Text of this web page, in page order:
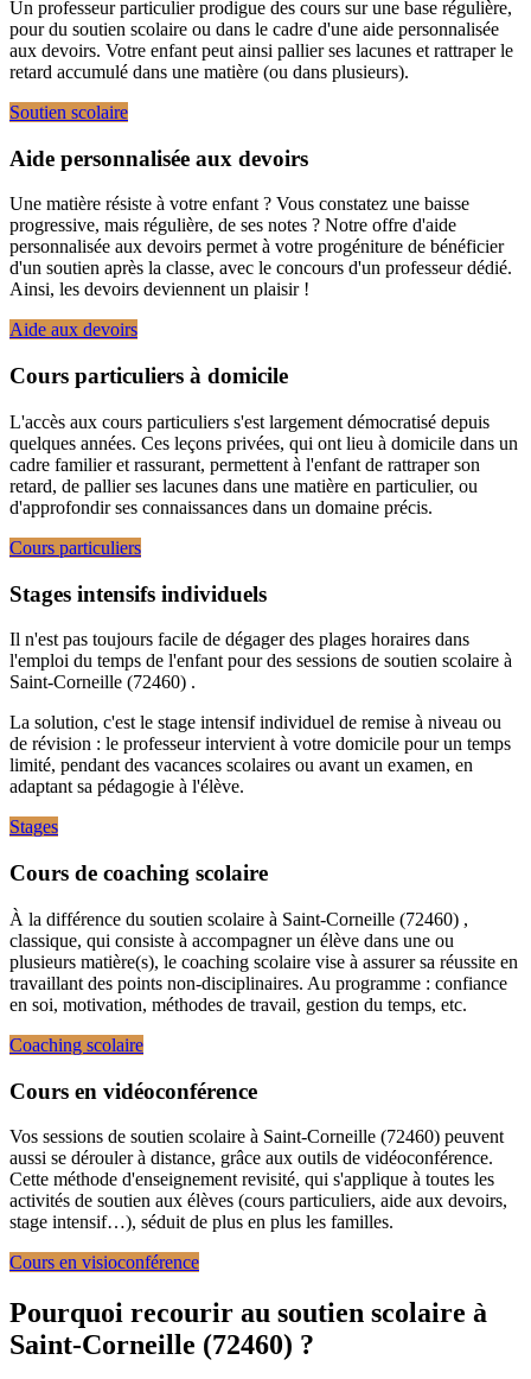
Un professeur particulier prodigue des cours sur une base régulière,
pour du soutien scolaire ou dans le cadre d'une aide personnalisée
aux devoirs. Votre enfant peut ainsi pallier ses lacunes et rattraper le
retard accumulé dans une matière (ou dans plusieurs).
Soutien scolaire
Aide personnalisée aux devoirs
Une matière résiste à votre enfant ? Vous constatez une baisse
progressive, mais régulière, de ses notes ? Notre offre d'aide
personnalisée aux devoirs permet à votre progéniture de bénéficier
d'un soutien après la classe, avec le concours d'un professeur dédié.
Ainsi, les devoirs deviennent un plaisir !
Aide aux devoirs
Cours particuliers à domicile
L'accès aux cours particuliers s'est largement démocratisé depuis
quelques années. Ces leçons privées, qui ont lieu à domicile dans un
cadre familier et rassurant, permettent à l'enfant de rattraper son
retard, de pallier ses lacunes dans une matière en particulier, ou
d'approfondir ses connaissances dans un domaine précis.
Cours particuliers
Stages intensifs individuels
Il n'est pas toujours facile de dégager des plages horaires dans
l'emploi du temps de l'enfant pour des sessions de soutien scolaire à
Saint-Corneille (72460) .
La solution, c'est le stage intensif individuel de remise à niveau ou
de révision : le professeur intervient à votre domicile pour un temps
limité, pendant des vacances scolaires ou avant un examen, en
adaptant sa pédagogie à l'élève.
Stages
Cours de coaching scolaire
À la différence du soutien scolaire à Saint-Corneille (72460) ,
classique, qui consiste à accompagner un élève dans une ou
plusieurs matière(s), le coaching scolaire vise à assurer sa réussite en
travaillant des points non-disciplinaires. Au programme : confiance
en soi, motivation, méthodes de travail, gestion du temps, etc.
Coaching scolaire
Cours en vidéoconférence
Vos sessions de soutien scolaire à Saint-Corneille (72460) peuvent
aussi se dérouler à distance, grâce aux outils de vidéoconférence.
Cette méthode d'enseignement revisité, qui s'applique à toutes les
activités de soutien aux élèves (cours particuliers, aide aux devoirs,
stage intensif…), séduit de plus en plus les familles.
Cours en visioconférence
Pourquoi recourir au soutien scolaire à
Saint-Corneille (72460) ?